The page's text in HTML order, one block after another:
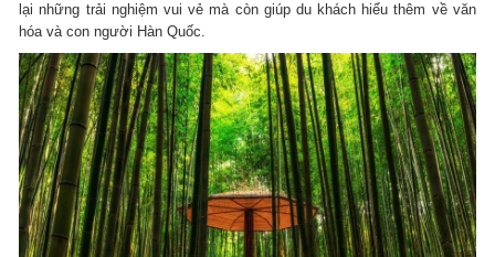
lại những trải nghiệm vui vẻ mà còn giúp du khách hiểu thêm về văn
hóa và con người Hàn Quốc.